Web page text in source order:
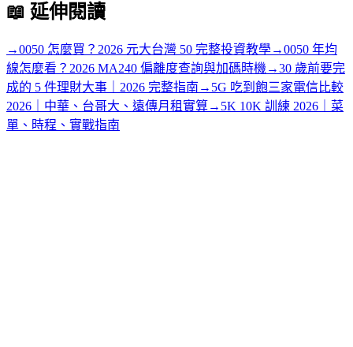
📖 延伸閱讀
→0050 怎麼買？2026 元大台灣 50 完整投資教學→0050 年均
線怎麼看？2026 MA240 偏離度查詢與加碼時機→30 歲前要完
成的 5 件理財大事｜2026 完整指南 → 5G 吃到飽三家電信比較
2026｜中華、台哥大、遠傳月租實算→ 5K 10K 訓練 2026｜菜
單、時程、實戰指南